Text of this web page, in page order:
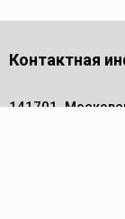
Контактная
141701,